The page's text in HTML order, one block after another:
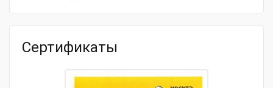
Тип товара Аккумуляторная вибротрамбовка
Модель товара Wacker Neuson AS60e
Сертификаты